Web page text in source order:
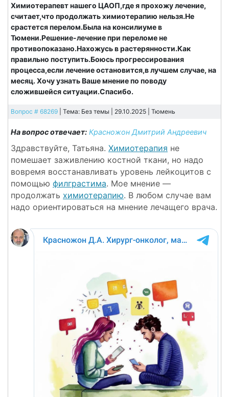
Химиотерапевт нашего ЦАОП,где я прохожу лечение,
считает,что продолжать химиотерапию нельзя.Не
срастется перелом.Была на консилиуме в
Тюмени.Решение-лечение при переломе не
противопоказано.Нахожусь в растерянности.Как
правильно поступить.Боюсь прогрессирования
процесса,если лечение остановится,в лучшем случае, на
месяц. Хочу узнать Ваше мнение по поводу
сложившейся ситуации.Спасибо.
Вопрос # 68269 | Тема: Без темы | 29.10.2025 | Тюмень
На вопрос отвечает: Красножон Дмитрий Андреевич
Здравствуйте, Татьяна. Химиотерапия не
помешает заживлению костной ткани, но надо
вовремя восстанавливать уровень лейкоцитов с
помощью филграстима. Мое мнение —
продолжать химиотерапию. В любом случае вам
надо ориентироваться на мнение лечащего врача.